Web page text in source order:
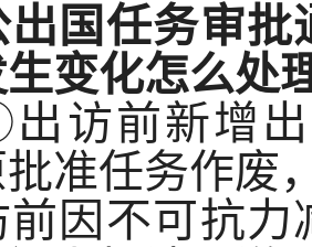
出国任务审
变化怎么处
访前新增
准任务作废
因不可抗力